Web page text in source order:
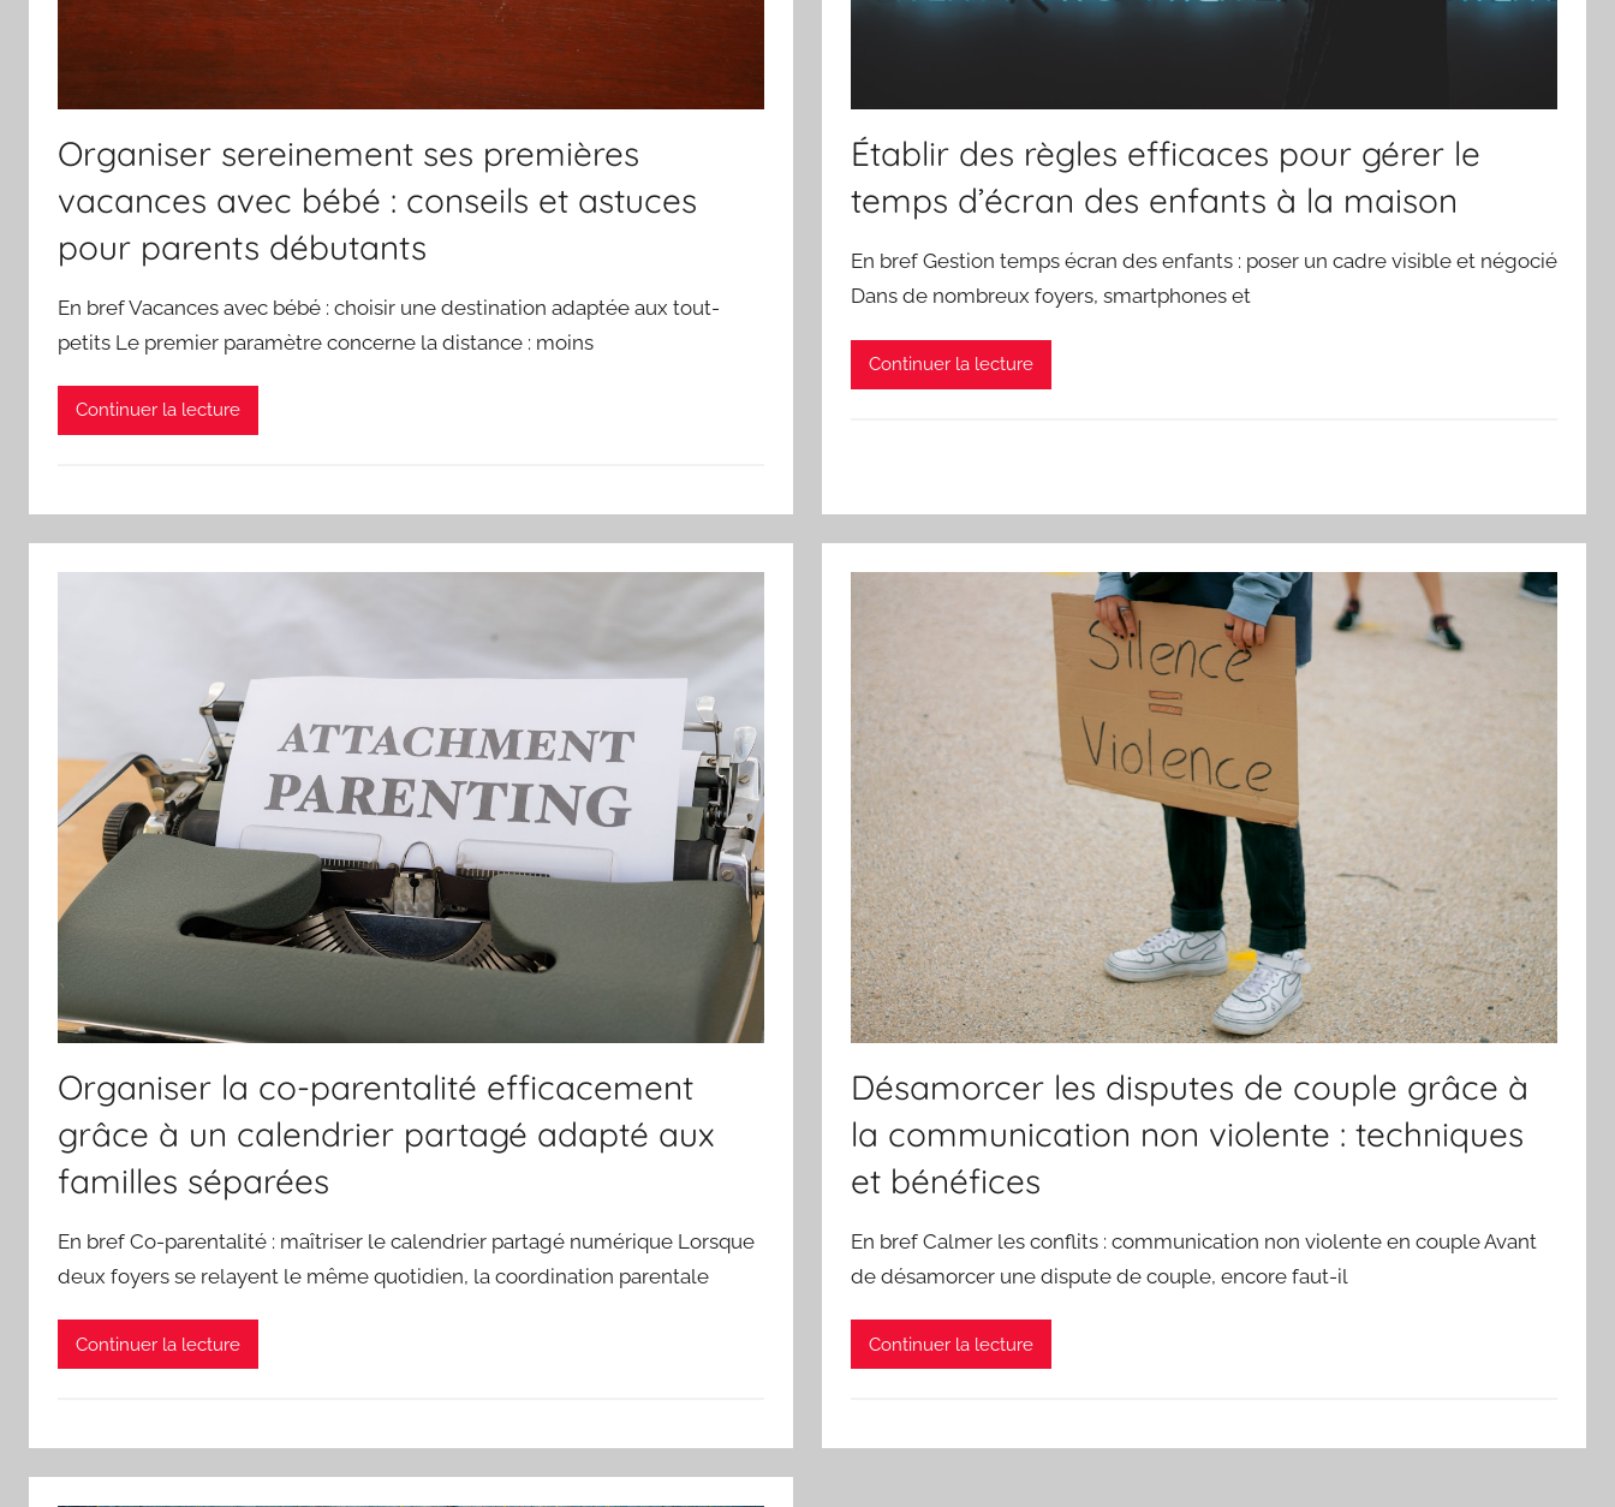
Organiser sereinement ses premières
vacances avec bébé : conseils et astuces
pour parents débutants
En bref Vacances avec bébé : choisir une destination adaptée aux tout-
petits Le premier paramètre concerne la distance : moins
Continuer la lecture
Établir des règles efficaces pour gérer le
temps d’écran des enfants à la maison
En bref Gestion temps écran des enfants : poser un cadre visible et négocié
Dans de nombreux foyers, smartphones et
Continuer la lecture
Organiser la co-parentalité efficacement
grâce à un calendrier partagé adapté aux
familles séparées
En bref Co-parentalité : maîtriser le calendrier partagé numérique Lorsque
deux foyers se relayent le même quotidien, la coordination parentale
Continuer la lecture
Désamorcer les disputes de couple grâce à
la communication non violente : techniques
et bénéfices
En bref Calmer les conflits : communication non violente en couple Avant
de désamorcer une dispute de couple, encore faut-il
Continuer la lecture